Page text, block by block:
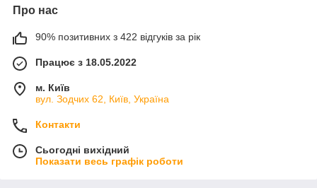
Про нас
90% позитивних з 422 відгуків за рік
Працює з 18.05.2022
м. Київ
вул. Зодчих 62, Київ, Україна
Контакти
Сьогодні вихідний
Показати весь графік роботи